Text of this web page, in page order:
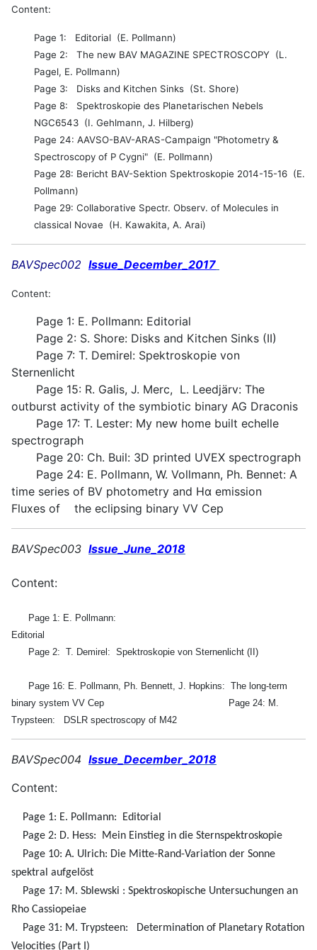
Content:
Page 1: Editorial (E. Pollmann)
Page 2: The new BAV MAGAZINE SPECTROSCOPY (L.
Pagel, E. Pollmann)
Page 3: Disks and Kitchen Sinks (St. Shore)
Page 8: Spektroskopie des Planetarischen Nebels
NGC6543 (I. Gehlmann, J. Hilberg)
Page 24: AAVSO-BAV-ARAS-Campaign "Photometry &
Spectroscopy of P Cygni" (E. Pollmann)
Page 28: Bericht BAV-Sektion Spektroskopie 2014-15-16 (E.
Pollmann)
Page 29: Collaborative Spectr. Observ. of Molecules in
classical Novae (H. Kawakita, A. Arai)
BAVSpec002 Issue_December_2017
Content:
Page 1: E. Pollmann: Editorial
Page 2: S. Shore: Disks and Kitchen Sinks (II)
Page 7: T. Demirel: Spektroskopie von
Sternenlicht
Page 15: R. Galis, J. Merc, L. Leedjärv: The
outburst activity of the symbiotic binary AG Draconis
Page 17: T. Lester: My new home built echelle
spectrograph
Page 20: Ch. Buil: 3D printed UVEX spectrograph
Page 24: E. Pollmann, W. Vollmann, Ph. Bennet: A
time series of BV photometry and Hα emission
Fluxes of the eclipsing binary VV Cep
BAVSpec003 Issue_June_2018
Content:
Page 1: E. Pollmann:
Editorial
Page 2: T. Demirel: Spektroskopie von Sternenlicht (II)
Page 16: E. Pollmann, Ph. Bennett, J. Hopkins: The long-term
binary system VV Cep
Page 24: M.
Trypsteen:
DSLR spectroscopy of M42
BAVSpec004 Issue_December_2018
Content:
Page 1: E. Pollmann: Editorial
Page 2: D. Hess: Mein Einstieg in die Sternspektroskopie
Page 10: A. Ulrich: Die Mitte-Rand-Variation der Sonne
spektral aufgelöst
Page 17: M. Sblewski : Spektroskopische Untersuchungen an
Rho Cassiopeiae
Page 31: M. Trypsteen: Determination of Planetary Rotation
Velocities (Part I)